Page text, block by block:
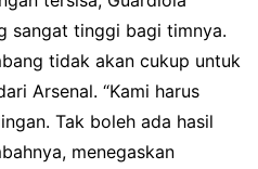
sangat tinggi bagi timnya.
tidak akan cukup untuk
Arsenal. “Kami harus
Tak boleh ada hasil
menegaskan